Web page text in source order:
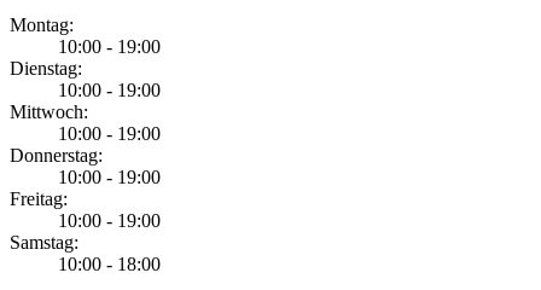
Montag:
10:00 - 19:00
Dienstag:
10:00 - 19:00
Mittwoch:
10:00 - 19:00
Donnerstag:
10:00 - 19:00
Freitag:
10:00 - 19:00
Samstag:
10:00 - 18:00